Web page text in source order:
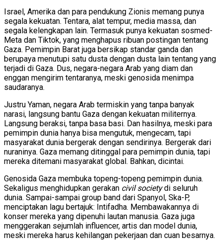
Israel, Amerika dan para pendukung Zionis memang punya
segala kekuatan. Tentara, alat tempur, media massa, dan
segala kelengkapan lain. Termasuk punya kekuatan sosmed-
Meta dan Tiktok, yang menghapus ribuan postingan tentang
Gaza. Pemimpin Barat juga bersikap standar ganda dan
berupaya menutupi satu dusta dengan dusta lain tentang yang
terjadi di Gaza. Dus, negara-negara Arab yang diam dan
enggan mengirim tentaranya, meski genosida menimpa
saudaranya.
Justru Yaman, negara Arab termiskin yang tanpa banyak
narasi, langsung bantu Gaza dengan kekuatan militernya.
Langsung beraksi, tanpa basa basi. Dan hasilnya, meski para
pemimpin dunia hanya bisa mengutuk, mengecam, tapi
masyarakat dunia bergerak dengan sendirinya. Bergerak dari
nuraninya. Gaza memang ditinggal para pemimpin dunia, tapi
mereka ditemani masyarakat global. Bahkan, dicintai.
Genosida Gaza membuka topeng-topeng pemimpin dunia.
Sekaligus menghidupkan gerakan civil societydi seluruh
dunia. Sampai-sampai group band dari Spanyol, Ska-P,
menciptakan lagu bertajuk: Intifadha. Membawakannya di
konser mereka yang dipenuhi lautan manusia. Gaza juga
menggerakan sejumlah influencer, artis dan model dunia,
meski mereka harus kehilangan pekerjaan dan cuan besarnya.